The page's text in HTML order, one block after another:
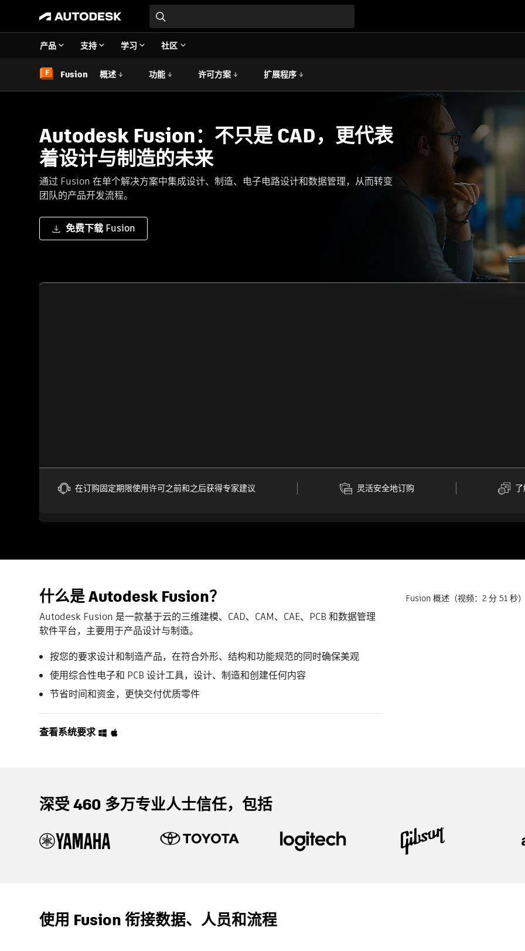
产品 支持 学习 社区
Fusion 概述 功能 许可方案 扩展程序
Autodesk Fusion：不只是 CAD，更代表
着设计与制造的未来
通过 Fusion 在单个解决方案中集成设计、制造、电子电路设计和数据管理，从而转变
团队的产品开发流程。
免费下载 Fusion
在订购固定期限使用许可之前和之后获得专家建议 灵活安全地订购
什么是 Autodesk Fusion？
Autodesk Fusion 是一款基于云的三维建模、CAD、CAM、CAE、PCB 和数据管理
软件平台，主要用于产品设计与制造。
按您的要求设计和制造产品，在符合外形、结构和功能规范的同时确保美观
使用综合性电子和 PCB 设计工具，设计、制造和创建任何内容
节省时间和资金，更快交付优质零件
查看系统要求
Fusion 概述（视频：2 分 51 秒
深受 460 多万专业人士信任，包括
使用 Fusion 衔接数据、人员和流程